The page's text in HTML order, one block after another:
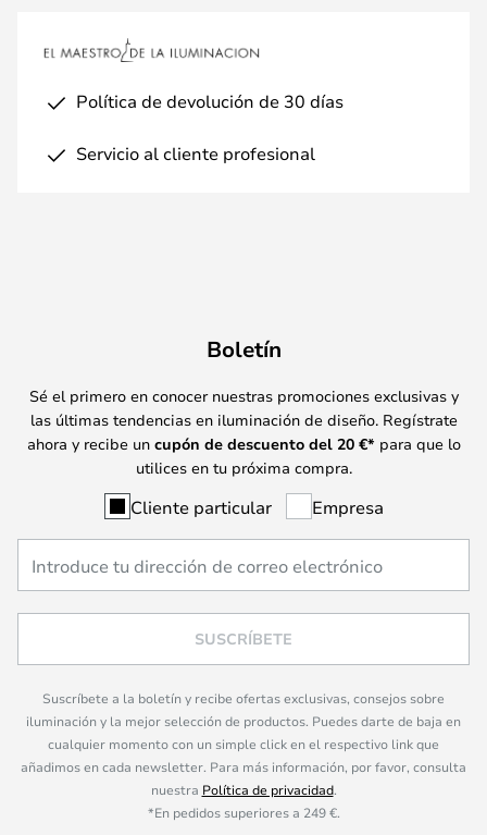
Política de devolución de 30 días
Servicio al cliente profesional
Boletín
Sé el primero en conocer nuestras promociones exclusivas y
las últimas tendencias en iluminación de diseño. Regístrate
ahora y recibe un cupón de descuento del 20 €* para que lo
utilices en tu próxima compra.
Cliente particular Empresa
SUSCRÍBETE
Suscríbete a la boletín y recibe ofertas exclusivas, consejos sobre
iluminación y la mejor selección de productos. Puedes darte de baja en
cualquier momento con un simple click en el respectivo link que
añadimos en cada newsletter. Para más información, por favor, consulta
nuestra Política de privacidad.
*En pedidos superiores a 249 €.